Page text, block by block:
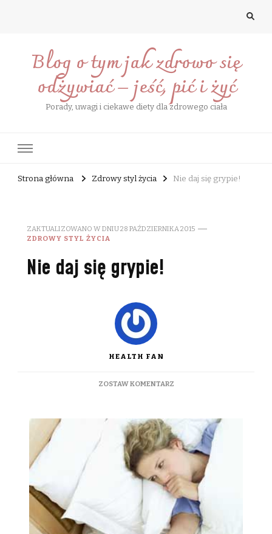
Blog o tym jak zdrowo się
odżywiać – jeść, pić i żyć
Porady, uwagi i ciekawe diety dla zdrowego ciała
Strona główna Zdrowy styl życia Nie daj się grypie!
ZAKTUALIZOWANO W DNIU28 PAŹDZIERNIKA 2015
ZDROWY STYL ŻYCIA
Nie daj się grypie!
HEALTH FAN
ZOSTAW KOMENTARZDO
GRYPIE!